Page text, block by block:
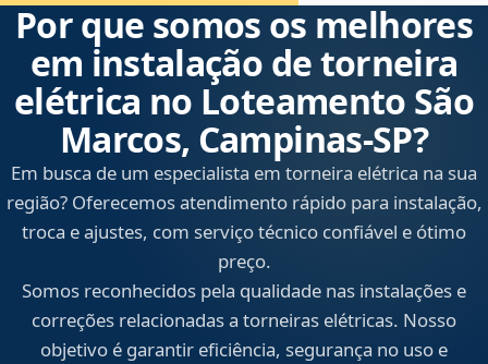
Por que somos os melhores
em instalação de torneira
elétrica no Loteamento São
Marcos, Campinas‑SP?
Em busca de um especialista em torneira elétrica na sua
região? Oferecemos atendimento rápido para instalação,
troca e ajustes, com serviço técnico confiável e ótimo
preço.
Somos reconhecidos pela qualidade nas instalações e
correções relacionadas a torneiras elétricas. Nosso
objetivo é garantir eficiência, segurança no uso e